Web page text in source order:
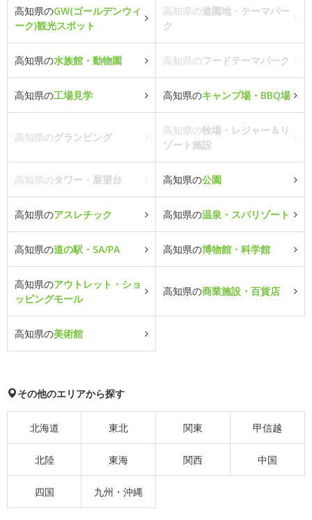
高知県のGW(ゴールデンウィ
ーク)観光スポット
高知県の遊園地・テーマパー
ク
高知県の水族館・動物園 高知県のフードテーマパーク
高知県の工場見学 高知県のキャンプ場・BBQ場
高知県のグランピング
高知県の牧場・レジャー＆リ
ゾート施設
高知県のタワー・展望台 高知県の公園
高知県のアスレチック 高知県の温泉・スパリゾート
高知県の道の駅・SA/PA 高知県の博物館・科学館
高知県のアウトレット・ショ
ッピングモール
高知県の商業施設・百貨店
高知県の美術館
その他のエリアから探す
北海道 東北 関東 甲信越
北陸 東海 関西 中国
四国 九州・沖縄